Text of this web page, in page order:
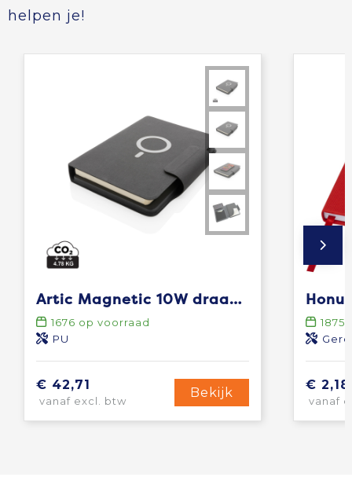
helpen je!
Artic Magnetic 10W draadloos oplaadbaar A5-notitieboek
1676 op voorraad
PU
€ 42,71
vanaf excl. btw
Bekijk
€ 2,18
vanaf